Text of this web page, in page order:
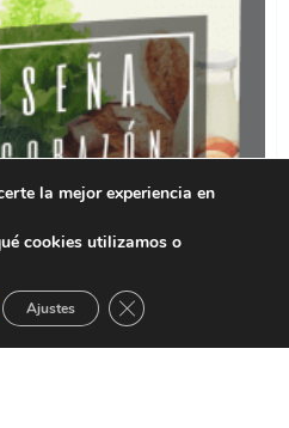
la mejor experiencia en
cookies utilizamos o
Ajustes Cerrar el banner de